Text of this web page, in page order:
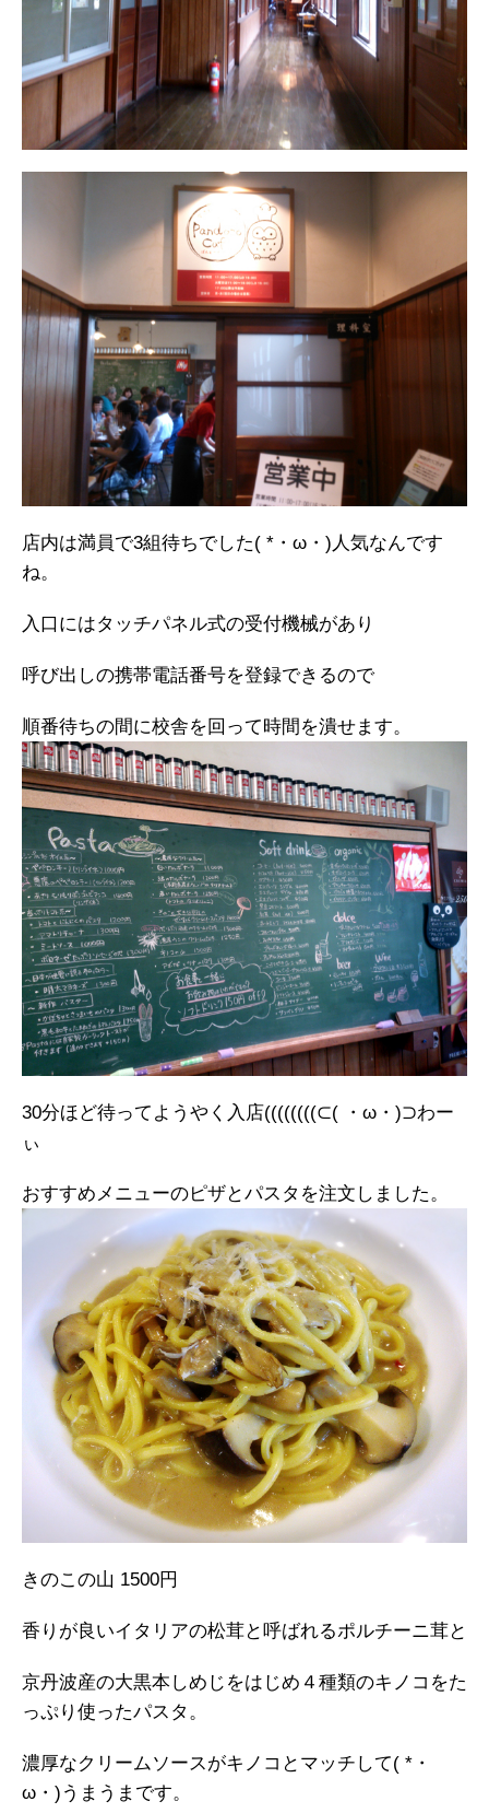
店内は満員で3組待ちでした( *・ω・)人気なんです
ね。
入口にはタッチパネル式の受付機械があり
呼び出しの携帯電話番号を登録できるので
順番待ちの間に校舎を回って時間を潰せます。
30分ほど待ってようやく入店((((((((⊂( ・ω・)⊃わー
ぃ
おすすめメニューのピザとパスタを注文しました。
きのこの山 1500円
香りが良いイタリアの松茸と呼ばれるポルチーニ茸と
京丹波産の大黒本しめじをはじめ４種類のキノコをた
っぷり使ったパスタ。
濃厚なクリームソースがキノコとマッチして( *・
ω・)うまうまです。